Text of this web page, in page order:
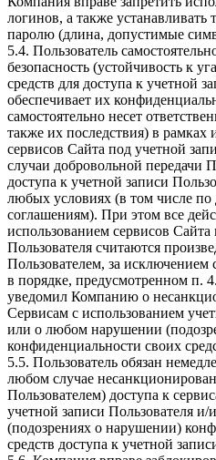
логинов, а также устанавливать
паролю (длина, допустимые
5.4. Пользователь
безопасность (устойчивость к
средств для доступа к учетной
обеспечивает их
самостоятельно несет
также их последствия) в рамках
сервисов Сайта под учетной
случаи добровольной передачи
доступа к учетной записи
любых условиях (в том числе по
соглашениям). При этом все
использованием сервисов
Пользователя считаются
Пользователем, за исключением
в порядке, предусмотренном п.
уведомил Компанию о
Сервисам с использованием
или о любом нарушении
конфиденциальности своих
5.5. Пользователь обязан
любом случае
Пользователем) доступа к
учетной записи Пользователя
(подозрениях о нарушении)
средств доступа к учетной